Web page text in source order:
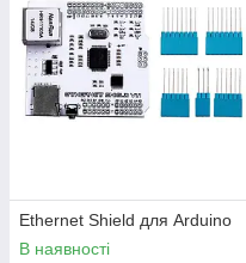
Ethernet Shield для Arduino
В наявності